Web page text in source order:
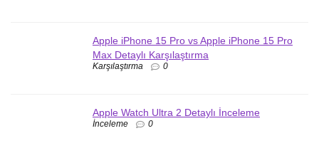
Apple iPhone 15 Pro vs Apple iPhone 15 Pro
Max Detaylı Karşılaştırma
Karşılaştırma 0
Apple Watch Ultra 2 Detaylı İnceleme
İnceleme 0